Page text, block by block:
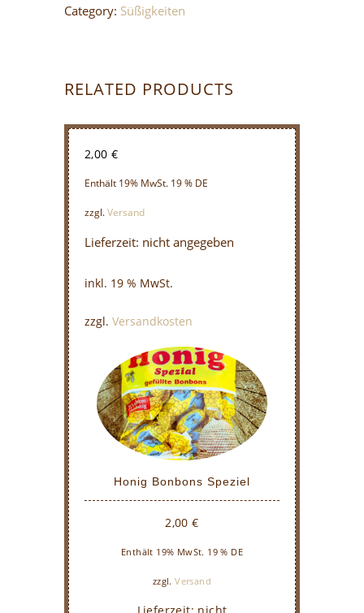
Category: Süßigkeiten
RELATED PRODUCTS
2,00 €
Enthält 19% MwSt. 19 % DE
zzgl.Versand
Lieferzeit: nicht angegeben
inkl. 19 % MwSt.
zzgl. Versandkosten
Honig Bonbons Speziel
2,00€
Enthält 19% MwSt. 19 % DE
zzgl.Versand